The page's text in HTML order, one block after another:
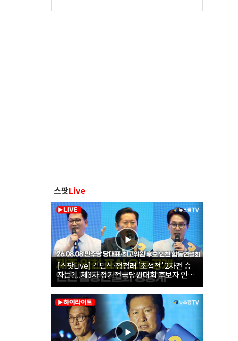
스팟Live
[스팟Live] 김민석·정청래 ‘초접전’ 2차전 승
자는?...제3차 정기전국당원대회 후보자 인천
합동연설회 생중계 | 26.08.08